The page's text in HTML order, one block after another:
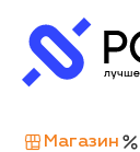
Магазин